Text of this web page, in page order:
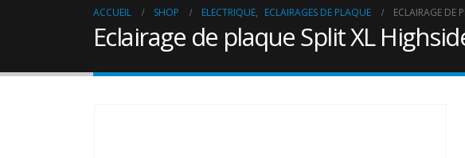
ACCUEIL SHOP ELECTRIQUE, ECLAIRAGES DE PLAQUE ECLAIRAGE DE
Eclairage de plaque Split XL